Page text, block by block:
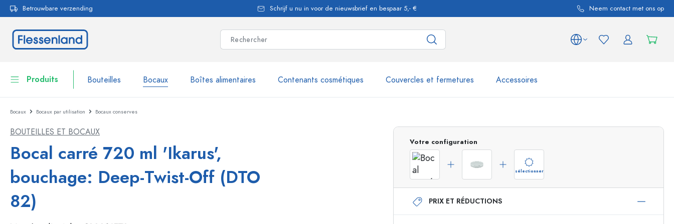
Passer à la navigation principale
Betrouwbare verzending Schrijf u nu in voor de nieuwsbrief en bespaar 5,- € Neem contact met ons op
Produits Bouteilles Bocaux Boîtes alimentaires Contenants cosmétiques Couvercles et fermetures Accessoires
Bouteilles
Vaisselle
Bouteilles par marque
Bouteilles WECK
Flacons airless
Flacons Roll-on
Bocaux
Acheter maintenant
Bocaux Bocaux par utilisation Bocaux conserves
BOUTEILLES ET BOCAUX
Bocal carré 720 ml 'Ikarus',
bouchage: Deep-Twist-Off (DTO
82)
Votre configuration
sélectionner
PRIX ET RÉDUCTIONS